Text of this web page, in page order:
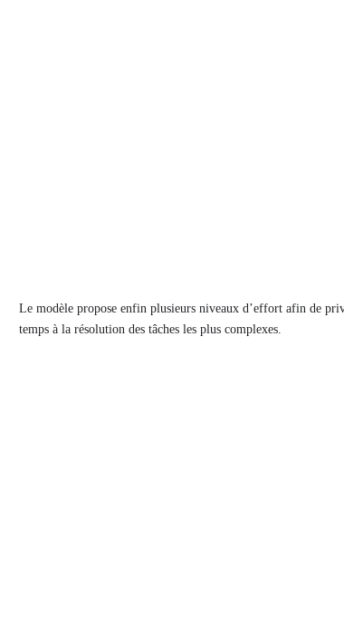
Le modèle propose enfin plusieurs niveaux d’effort afin de
temps à la résolution des tâches les plus complexes.